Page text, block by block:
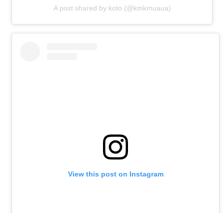
A post shared by koto (@kmkmuaua)
View this post on Instagram